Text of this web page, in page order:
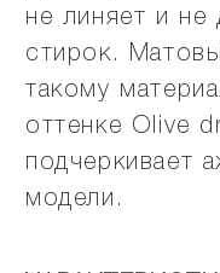
не линяет и
стирок.
такому
оттенке Olive
подчеркивает
модели.